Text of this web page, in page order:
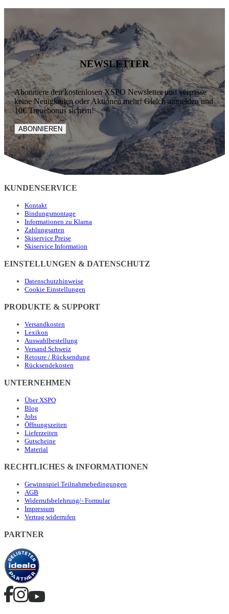
NEWSLETTER
Abonniere den kostenlosen XSPO Newsletter und verpasse
keine Neuigkeiten oder Aktionen mehr! Gleich anmelden und
10€ Treuebonus sichern!
ABONNIEREN
KUNDENSERVICE
Kontakt
Bindungsmontage
Informationen zu Klarna
Zahlungsarten
Skiservice Preise
Skiservice Information
EINSTELLUNGEN & DATENSCHUTZ
Datenschutzhinweise
Cookie Einstellungen
PRODUKTE & SUPPORT
Versandkosten
Lexikon
Auswahlbestellung
Versand Schweiz
Retoure / Rücksendung
Rücksendekosten
UNTERNEHMEN
Über XSPO
Blog
Jobs
Öffnungszeiten
Lieferzeiten
Gutscheine
Material
RECHTLICHES & INFORMATIONEN
Gewinnspiel Teilnahmebedingungen
AGB
Widerrufsbelehrung/- Formular
Impressum
Vertrag widerrufen
PARTNER